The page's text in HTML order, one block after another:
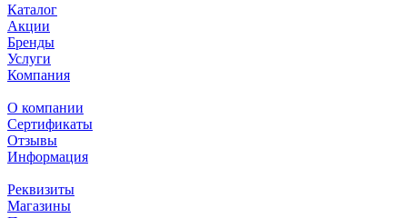
Каталог
Акции
Бренды
Услуги
Компания
О компании
Сертификаты
Отзывы
Информация
Реквизиты
Магазины